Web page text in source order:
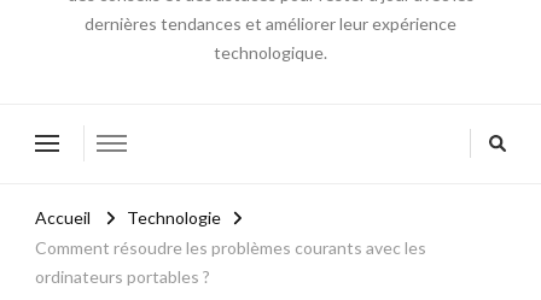
dernières tendances et améliorer leur expérience
technologique.
Accueil
Technologie
Comment résoudre les problèmes courants avec les
ordinateurs portables ?